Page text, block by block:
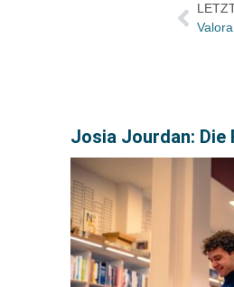
Josia Jourdan: